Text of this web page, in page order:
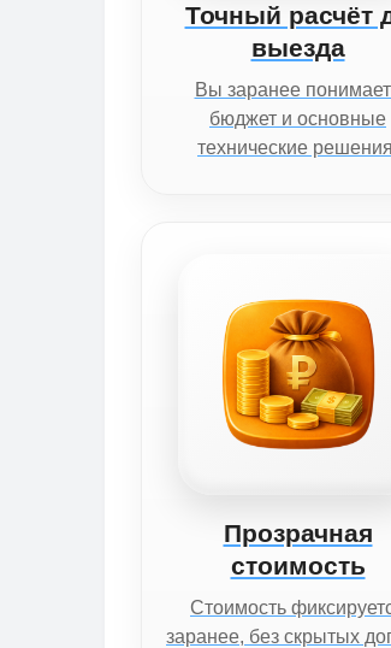
Точный расчёт
выезда
Вы заранее
бюджет и основные
технические
Прозрачная
стоимость
Стоимость
заранее, без скрытых